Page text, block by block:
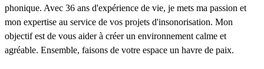
phonique. Avec 36 ans d'expérience de vie, je mets ma passion et
mon expertise au service de vos projets d'insonorisation. Mon
objectif est de vous aider à créer un environnement calme et
agréable. Ensemble, faisons de votre espace un havre de paix.